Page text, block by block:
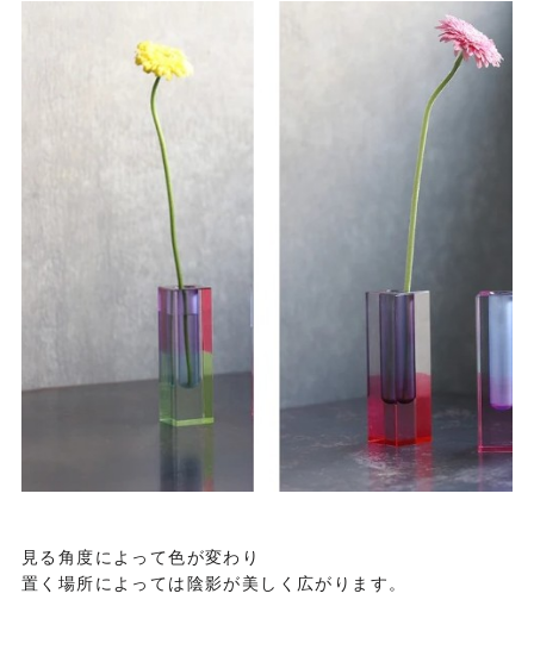
見る角度によって色が変わり
置く場所によっては陰影が美しく広がります。